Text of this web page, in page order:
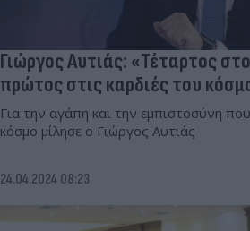
Γιώργος Αυτιάς: «Τέταρτος
πρώτος στις καρδιές του
Για την αγάπη και την εμπιστοσύνη
κόσμο μίλησε ο Γιώργος Αυτιάς
24.04.2024 08:23